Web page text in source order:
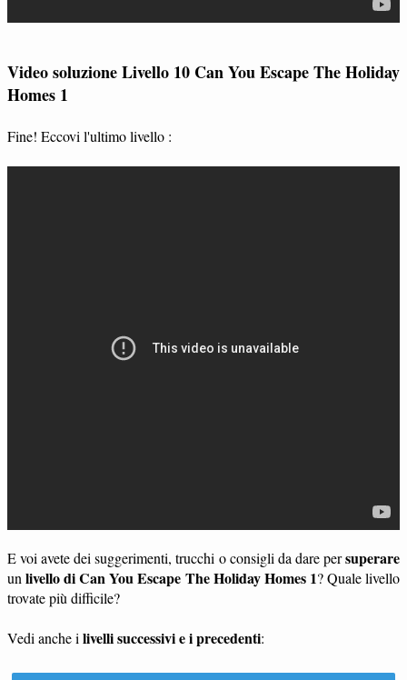
Video soluzione Livello 10 Can You Escape The Holiday
Homes 1
Fine! Eccovi l'ultimo livello :
E voi avete dei suggerimenti, trucchi o consigli da dare persuperare
unlivello di Can You Escape The Holiday Homes 1? Quale livello
trovate più difficile?
Vedi anche ilivelli successivi e i precedenti: